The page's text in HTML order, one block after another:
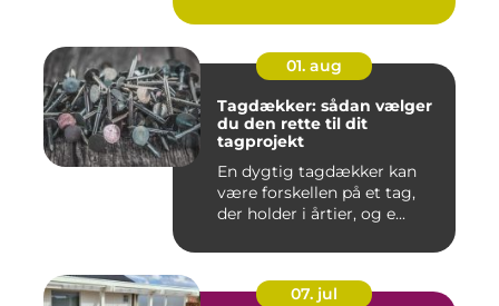
01. aug
Tagdækker: sådan vælger
du den rette til dit
tagprojekt
En dygtig tagdækker kan
være forskellen på et tag,
der holder i årtier, og e...
07. jul